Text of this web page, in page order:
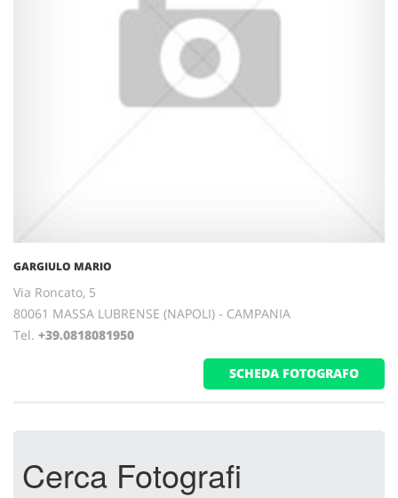
GARGIULO MARIO
Via Roncato, 5
80061 MASSA LUBRENSE (NAPOLI) - CAMPANIA
Tel. +39.0818081950
SCHEDA FOTOGRAFO
Cerca Fotografi